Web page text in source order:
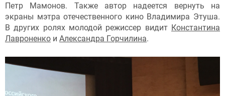
Петр Мамонов. Также автор надеется вернуть на
экраны мэтра отечественного кино Владимира Этуша.
В других ролях молодой режиссер видит Константина
Лавроненко и Александра Горчилина.